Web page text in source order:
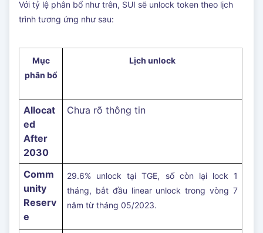
Với tỷ lệ phân bổ như trên, SUI sẽ unlock token theo lịch
trình tương ứng như sau:
Mục
phân bổ
Lịch unlock
Allocat
ed
After
2030
Chưa rõ thông tin
Comm
unity
Reserv
e
29.6% unlock tại TGE, số còn lại lock 1
tháng, bắt đầu linear unlock trong vòng 7
năm từ tháng 05/2023.